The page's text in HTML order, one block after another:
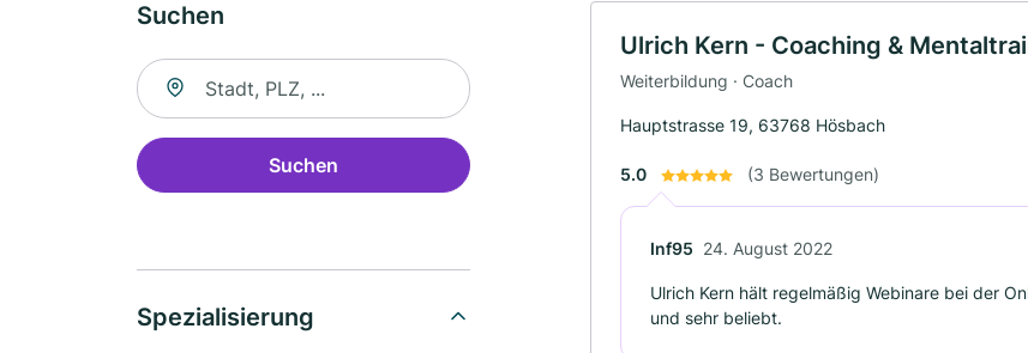
Suchen
Suche nach Ort
Suchen
Spezialisierung
Ulrich Kern - Coaching &
Weiterbildung · Coach
Hauptstrasse 19, 63768 Hösbach
5.0 (3 Bewertungen)
Inf95 24. August 2022
Ulrich Kern hält regelmäßig Webinare bei der
und sehr beliebt.